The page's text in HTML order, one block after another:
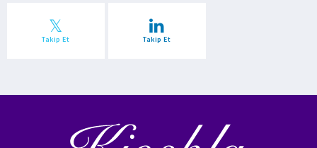
Takip Et Takip Et